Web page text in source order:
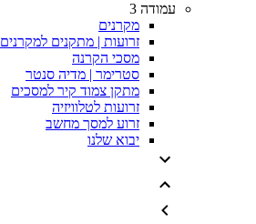
עמודה 3
מקרנים
זרועות | מתקנים למקרנים
מסכי הקרנה
סטרימר | מדיה סנטר
מתקן צמוד קיר למסכים
זרועות לטלוויזיה
זרוע למסך מחשב
יבוא שלנו